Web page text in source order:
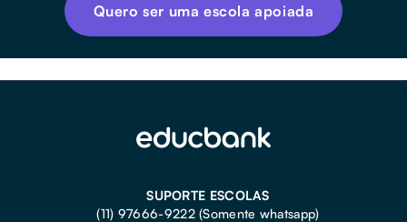
Quero ser uma escola apoiada
SUPORTE ESCOLAS
(11) 97666-9222 (Somente whatsapp)